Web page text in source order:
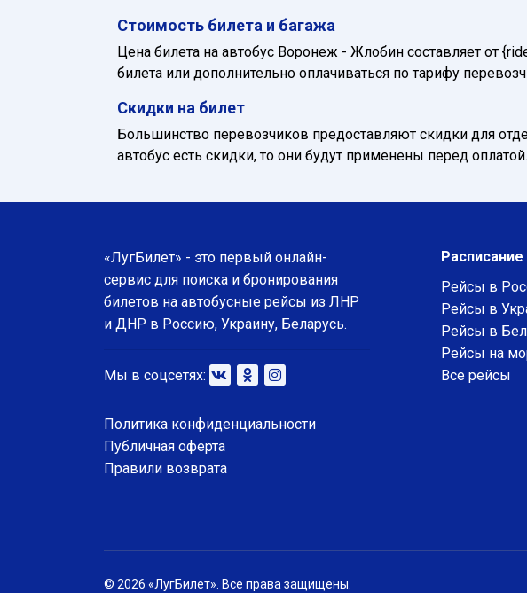
Стоимость билета и багажа
Цена билета на автобус Воронеж - Жлобин составляет от
билета или дополнительно оплачиваться по тарифу
Скидки на билет
Большинство перевозчиков предоставляют скидки для
автобус есть скидки, то они будут применены перед оплатой.
«ЛугБилет» - это первый онлайн-
сервис для поиска и бронирования
билетов на автобусные рейсы из ЛНР
и ДНР в Россию, Украину, Беларусь.
Мы в соцсетях:
Политика конфиденциальности
Публичная оферта
Правили возврата
Расписание
Рейсы в
Рейсы в
Рейсы в
Рейсы на
Все рейсы
© 2026 «ЛугБилет». Все права защищены.